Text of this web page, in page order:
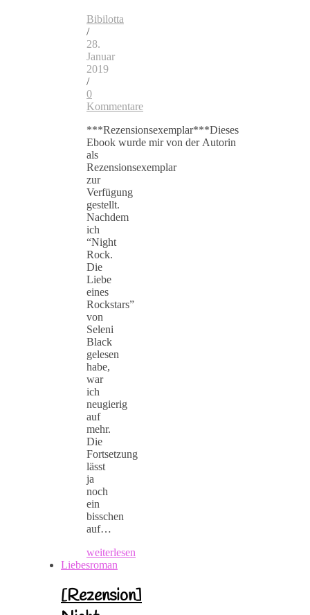
Bibilotta
/
28.
Januar
2019
/
0
Kommentare
***Rezensionsexemplar***Dieses
Ebook wurde mir von der Autorin
als
Rezensionsexemplar
zur
Verfügung
gestellt.
Nachdem
ich
“Night
Rock.
Die
Liebe
eines
Rockstars”
von
Seleni
Black
gelesen
habe,
war
ich
neugierig
auf
mehr.
Die
Fortsetzung
lässt
ja
noch
ein
bisschen
auf…
weiterlesen
Liebesroman
[Rezension]